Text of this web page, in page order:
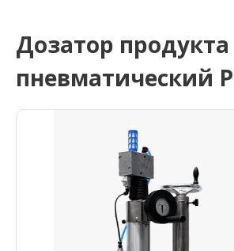
Дозатор продукта
пневматический